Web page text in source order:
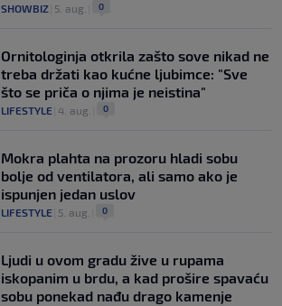
SHOWBIZ 5. aug. 0
Ornitologinja otkrila zašto sove nikad ne
treba držati kao kućne ljubimce: "Sve
što se priča o njima je neistina"
LIFESTYLE 4. aug. 0
Mokra plahta na prozoru hladi sobu
bolje od ventilatora, ali samo ako je
ispunjen jedan uslov
LIFESTYLE 5. aug. 0
Ljudi u ovom gradu žive u rupama
iskopanim u brdu, a kad prošire spavaću
sobu ponekad nađu drago kamenje